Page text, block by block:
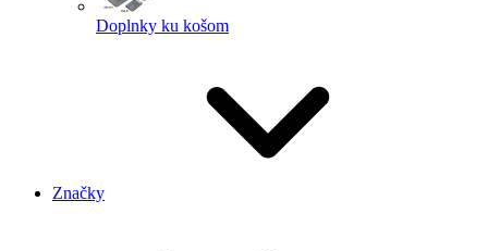
Doplnky ku košom
Značky